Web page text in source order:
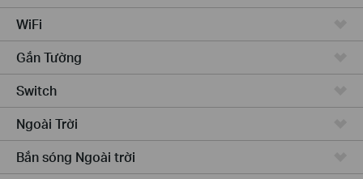
WiFi
Gắn Tường
Switch
Ngoài Trời
Bắn sóng Ngoài trời